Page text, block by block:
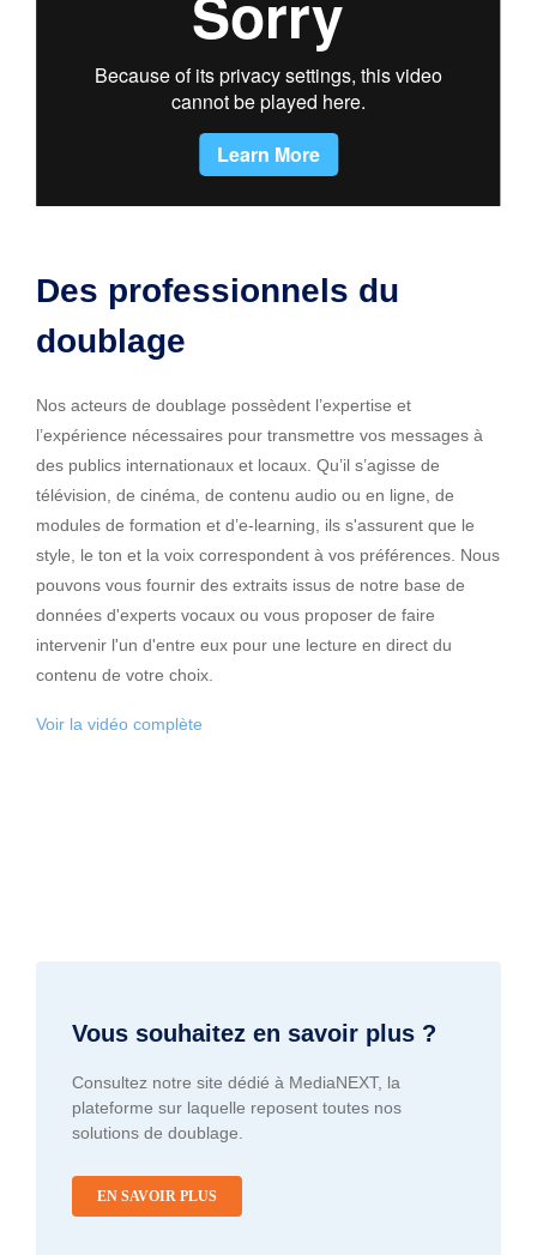
Des professionnels du
doublage
Nos acteurs de doublage possèdent l’expertise et
l’expérience nécessaires pour transmettre vos messages à
des publics internationaux et locaux. Qu’il s’agisse de
télévision, de cinéma, de contenu audio ou en ligne, de
modules de formation et d’e-learning, ils s'assurent que le
style, le ton et la voix correspondent à vos préférences. Nous
pouvons vous fournir des extraits issus de notre base de
données d'experts vocaux ou vous proposer de faire
intervenir l'un d'entre eux pour une lecture en direct du
contenu de votre choix.
Voir la vidéo complète
Vous souhaitez en savoir plus ?
Consultez notre site dédié à MediaNEXT, la
plateforme sur laquelle reposent toutes nos
solutions de doublage.
EN SAVOIR PLUS